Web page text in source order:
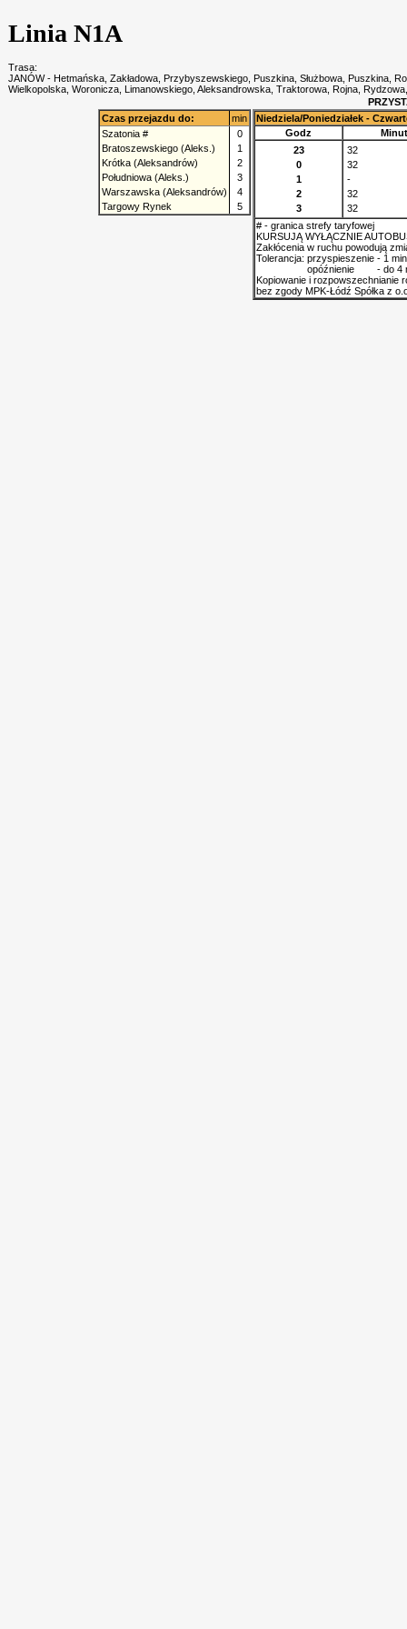
Linia N1A
Trasa:
JANÓW - Hetmańska, Zakładowa, Przybyszewskiego, Puszkina, Służbowa, Puszkina,
Wielkopolska, Woronicza, Limanowskiego, Aleksandrowska, Traktorowa, Rojna,
Czas przejazdu do:
min
Szatonia #
0
Bratoszewskiego (Aleks.)
1
Krótka (Aleksandrów)
2
Południowa (Aleks.)
3
Warszawska (Aleksandrów)
4
Targowy Rynek
5
Niedziela/Poniedziałek -
Godz
23
0
1
2
3
32
32
-
32
32
# - granica strefy taryfowej
KURSUJĄ WYŁĄCZNIE
Zakłócenia w ruchu powodują
Tolerancja: przyspieszenie - 1
opóźnienie
- do 4
Kopiowanie i rozpowszechnianie
bez zgody MPK-Łódź Spółka z